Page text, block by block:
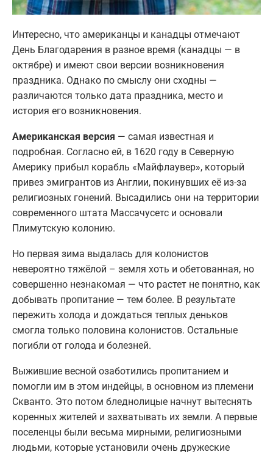
Интересно, что американцы и канадцы отмечают
День Благодарения в разное время (канадцы — в
октябре) и имеют свои версии возникновения
праздника. Однако по смыслу они сходны —
различаются только дата праздника, место и
история его возникновения.
Американская версия — самая известная и
подробная. Согласно ей, в 1620 году в Северную
Америку прибыл корабль «Майфлаувер», который
привез эмигрантов из Англии, покинувших её из-за
религиозных гонений. Высадились они на территории
современного штата Массачусетс и основали
Плимутскую колонию.
Но первая зима выдалась для колонистов
невероятно тяжёлой – земля хоть и обетованная, но
совершенно незнакомая — что растет не понятно, как
добывать пропитание — тем более. В результате
пережить холода и дождаться теплых деньков
смогла только половина колонистов. Остальные
погибли от голода и болезней.
Выжившие весной озаботились пропитанием и
помогли им в этом индейцы, в основном из племени
Скванто. Это потом бледнолицые начнут вытеснять
коренных жителей и захватывать их земли. А первые
поселенцы были весьма мирными, религиозными
людьми, которые установили очень дружеские